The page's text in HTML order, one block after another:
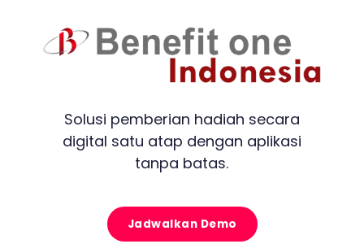
Solusi pemberian hadiah secara
digital satu atap dengan aplikasi
tanpa batas.
Jadwalkan Demo